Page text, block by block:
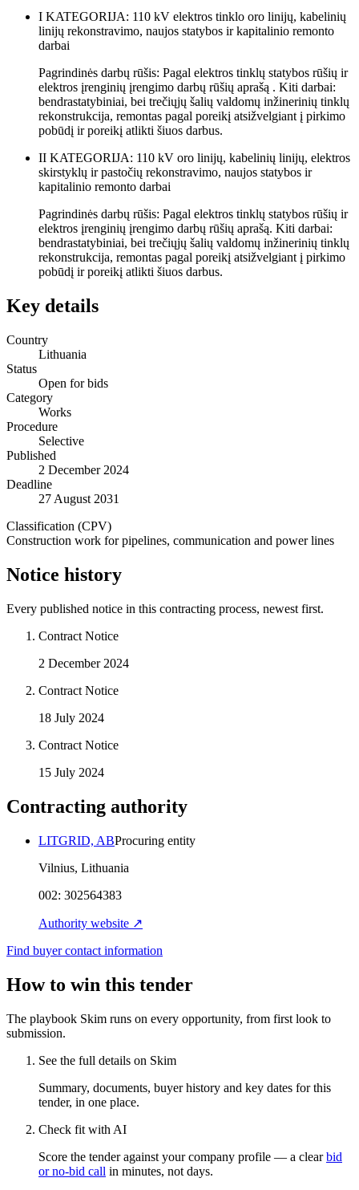
I KATEGORIJA: 110 kV elektros tinklo oro linijų, kabelinių
linijų rekonstravimo, naujos statybos ir kapitalinio remonto
darbai
Pagrindinės darbų rūšis: Pagal elektros tinklų statybos rūšių ir
elektros įrenginių įrengimo darbų rūšių aprašą . Kiti darbai:
bendrastatybiniai, bei trečiųjų šalių valdomų inžinerinių tinklų
rekonstrukcija, remontas pagal poreikį atsižvelgiant į pirkimo
pobūdį ir poreikį atlikti šiuos darbus.
II KATEGORIJA: 110 kV oro linijų, kabelinių linijų, elektros
skirstyklų ir pastočių rekonstravimo, naujos statybos ir
kapitalinio remonto darbai
Pagrindinės darbų rūšis: Pagal elektros tinklų statybos rūšių ir
elektros įrenginių įrengimo darbų rūšių aprašą. Kiti darbai:
bendrastatybiniai, bei trečiųjų šalių valdomų inžinerinių tinklų
rekonstrukcija, remontas pagal poreikį atsižvelgiant į pirkimo
pobūdį ir poreikį atlikti šiuos darbus.
Key details
Country
Lithuania
Status
Open for bids
Category
Works
Procedure
Selective
Published
2 December 2024
Deadline
27 August 2031
Classification (CPV)
Construction work for pipelines, communication and power lines
Notice history
Every published notice in this contracting process, newest first.
Contract Notice
2 December 2024
Contract Notice
18 July 2024
Contract Notice
15 July 2024
Contracting authority
LITGRID, ABProcuring entity
Vilnius, Lithuania
002: 302564383
Authority website ↗
Find buyer contact information
How to win this tender
The playbook Skim runs on every opportunity, from first look to
submission.
See the full details on Skim
Summary, documents, buyer history and key dates for this
tender, in one place.
Check fit with AI
Score the tender against your company profile — a clear bid
or no-bid call in minutes, not days.